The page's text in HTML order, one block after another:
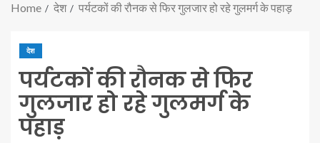
Home देश पर्यटकों की रौनक से फिर गुलजार हो रहे गुलमर्ग के पहाड़
देश
पर्यटकों की रौनक से फिर
गुलजार हो रहे गुलमर्ग के
पहाड़